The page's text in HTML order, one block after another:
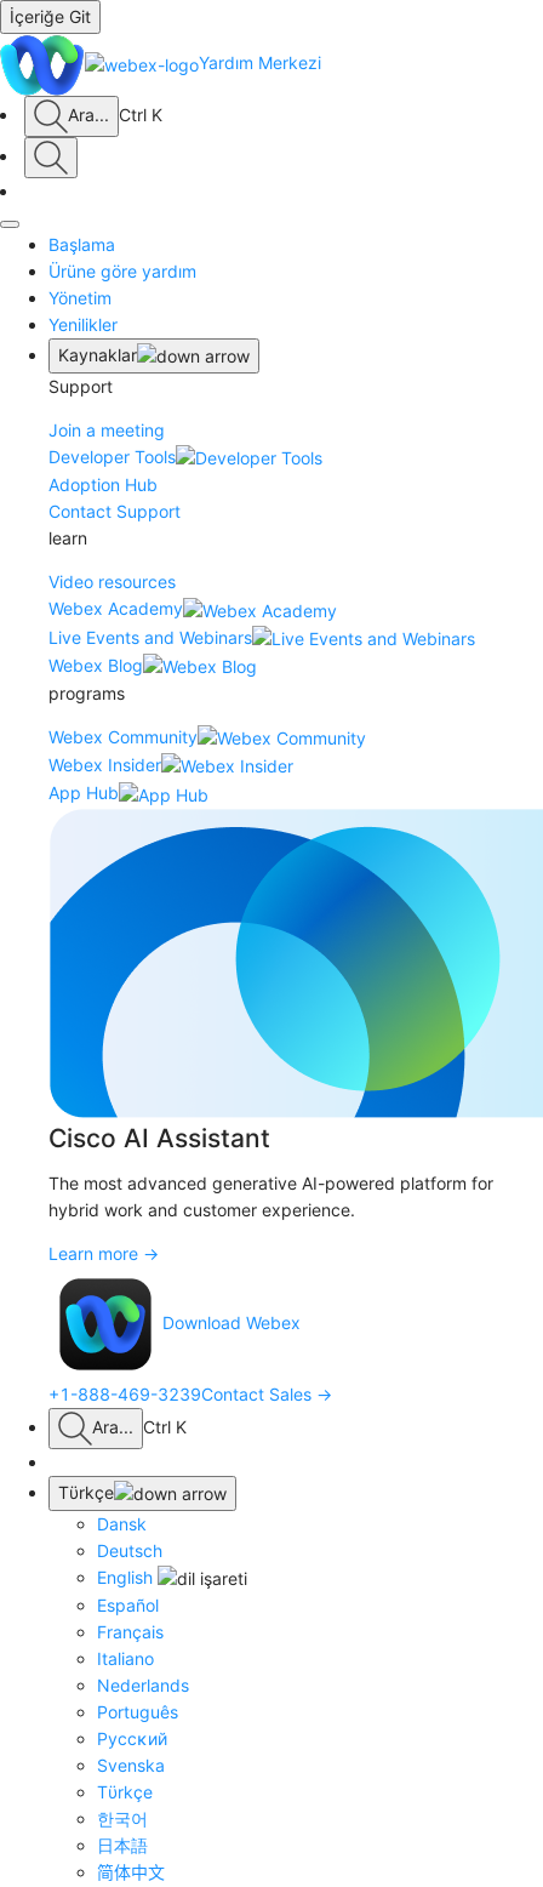
İçeriğe Git
Yardım Merkezi
Ara... Ctrl K
Başlama
Ürüne göre yardım
Yönetim
Yenilikler
Kaynaklar
Support
Join a meeting
Developer Tools
Adoption Hub
Contact Support
learn
Video resources
Webex Academy
Live Events and Webinars
Webex Blog
programs
Webex Community
Webex Insider
App Hub
Cisco AI Assistant
The most advanced generative AI-powered platform for
hybrid work and customer experience.
Learn more →
Download Webex
+1-888-469-3239Contact Sales →
Ara... Ctrl K
Tϋrkçe
Dansk
Deutsch
English
Español
Français
Italiano
Nederlands
Português
Pyccĸий
Svenska
Tϋrkçe
한국어
日本語
简体中文